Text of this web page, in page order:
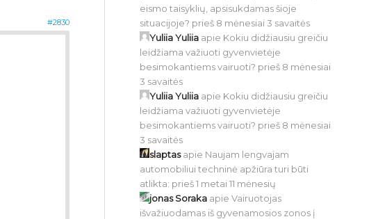
#2830
eismo taisyklių, apsisukdamas šioje
situacijoje? prieš 8 mėnesiai 3 savaitės
Yuliia Yuliia apie Kokiu didžiausiu greičiu
leidžiama važiuoti gyvenvietėje
besimokantiems vairuoti? prieš 8 mėnesiai
3 savaitės
Yuliia Yuliia apie Kokiu didžiausiu greičiu
leidžiama važiuoti gyvenvietėje
besimokantiems vairuoti? prieš 8 mėnesiai
3 savaitės
slaptasapie Naujam lengvajam
automobiliui techninė apžiūra turi būti
atlikta: prieš 1 metai 11 mėnesių
jonas Soraka apieVairuotojas
išvažiuodamas iš gyvenamosios zonos į